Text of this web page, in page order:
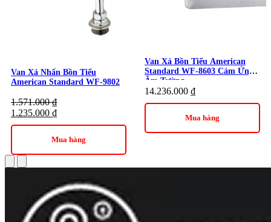
Van Xả Nhấn Bồn Tiểu
American Standard WF-9802
1.571.000₫
1.235.000 ₫
Mua hàng
Van Xả Bồn Tiểu American
Standard WF-8603 Cảm Ứng
Âm Tường
14.236.000 ₫
Mua hàng